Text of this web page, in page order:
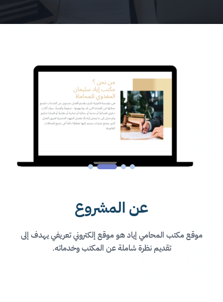
عن المشروع
موقع مكتب المحامي إياد هو موقع إلكتروني تعريفي يهدف إلى
تقديم نظرة شاملة عن المكتب وخدماته.